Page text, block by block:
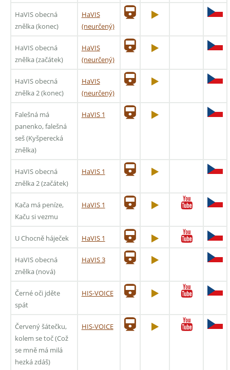
HaVIS obecná
znělka (konec)
HaVIS
(neurčený)
HaVIS obecná
znělka (začátek)
HaVIS
(neurčený)
HaVIS obecná
znělka 2 (konec)
HaVIS
(neurčený)
Falešná má
panenko, falešná
seš (Kyšperecká
znělka)
HaVIS 1
HaVIS obecná
znělka 2 (začátek)
HaVIS 1
Kača má peníze,
Kaču si vezmu
HaVIS 1
U Chocně háječek HaVIS 1
HaVIS obecná
znělka (nová)
HaVIS 3
Černé oči jděte
spát
HIS-VOICE
Červený šátečku,
kolem se toč (Což
se mně má milá
hezká zdáš)
HIS-VOICE